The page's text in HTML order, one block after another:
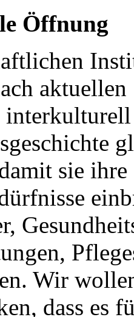
Öffnung
sie
Wir
dass es